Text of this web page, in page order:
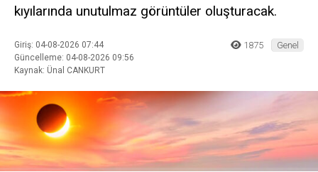
kıyılarında unutulmaz görüntüler oluşturacak.
Giriş: 04-08-2026 07:44
Güncelleme: 04-08-2026 09:56
Kaynak: Ünal CANKURT
1875 Genel